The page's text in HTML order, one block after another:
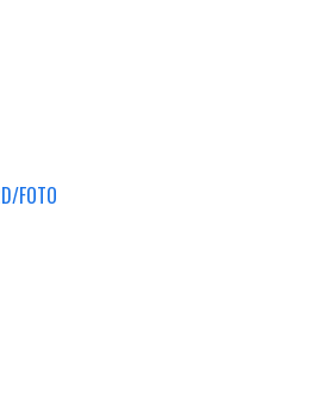
FOTO